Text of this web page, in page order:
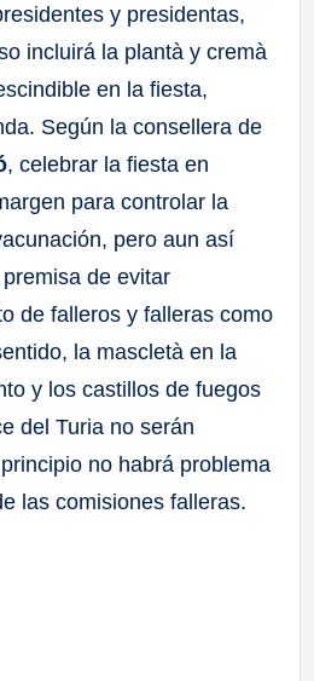
y presidentas,
incluirá la plantà y cremà
en la fiesta,
Según la consellera de
, celebrar la fiesta en
para controlar la
pero aun así
de evitar
de falleros y falleras como
la mascletà en la
y los castillos de fuegos
del Turia no serán
no habrá problema
las comisiones falleras.